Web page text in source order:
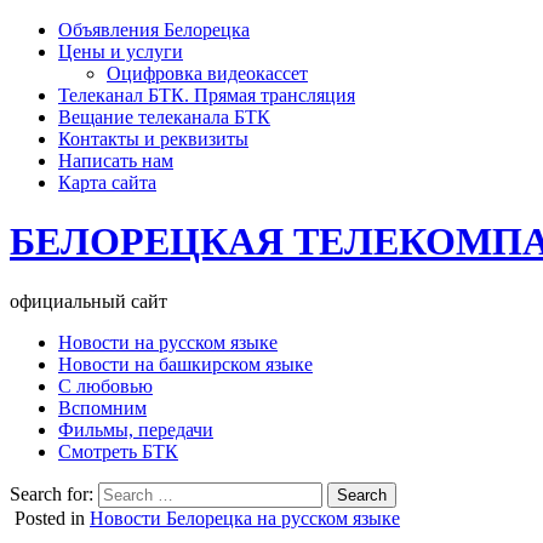
Объявления Белорецка
Цены и услуги
Оцифровка видеокассет
Телеканал БТК. Прямая трансляция
Вещание телеканала БТК
Контакты и реквизиты
Написать нам
Карта сайта
БЕЛОРЕЦКАЯ
официальный сайт
Новости на русском языке
Новости на башкирском языке
С любовью
Вспомним
Фильмы, передачи
Смотреть БТК
Search for:
Posted in Новости Белорецка на русском языке